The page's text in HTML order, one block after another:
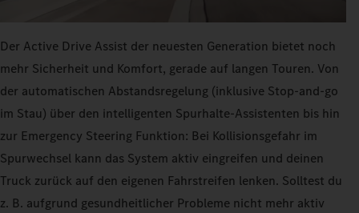
Der Active Drive Assist der neuesten Generation bietet noch
mehr Sicherheit und Komfort, gerade auf langen Touren. Von
der automatischen Abstandsregelung (inklusive Stop-and-go
im Stau) über den intelligenten Spurhalte-Assistenten bis hin
zur Emergency Steering Funktion: Bei Kollisionsgefahr im
Spurwechsel kann das System aktiv eingreifen und deinen
Truck zurück auf den eigenen Fahrstreifen lenken. Solltest du
z. B. aufgrund gesundheitlicher Probleme nicht mehr aktiv